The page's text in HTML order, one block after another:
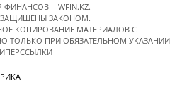
ФИНАНСОВ - WFIN.KZ.
ЗАЩИЩЕНЫ ЗАКОНОМ.
КОПИРОВАНИЕ МАТЕРИАЛОВ C
ТОЛЬКО ПРИ ОБЯЗАТЕЛЬНОМ УКАЗАНИИ